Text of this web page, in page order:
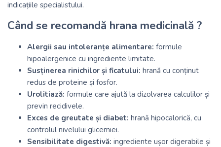
indicațiile specialistului.
Când se recomandă hrana medicinală ?
Alergii sau intoleranțe alimentare: formule
hipoalergenice cu ingrediente limitate.
Susținerea rinichilor și ficatului: hrană cu conținut
redus de proteine și fosfor.
Urolitiază: formule care ajută la dizolvarea calculilor și
previn recidivele.
Exces de greutate și diabet: hrană hipocalorică, cu
controlul nivelului glicemiei.
Sensibilitate digestivă: ingrediente ușor digerabile și